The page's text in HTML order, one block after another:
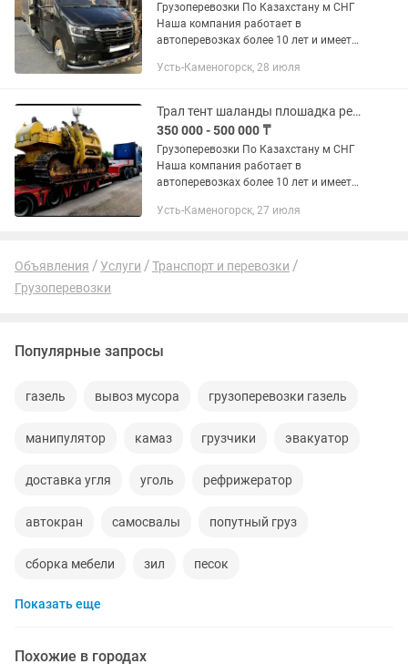
Грузоперевозки По Казахстану м СНГ
Наша компания работает в
автоперевозках более 10 лет и имеет
Предоставляем все виды документов.
Усть-Каменогорск, 28 июля
Трал тент шаланды плошадка рефрежатор изо терм
350 000 - 500 000 ₸
Грузоперевозки По Казахстану м СНГ
Наша компания работает в
автоперевозках более 10 лет и имеет
Предоставляем все виды документов.
Усть-Каменогорск, 27 июля
Объявления Услуги
Транспорт и перевозки
Грузоперевозки
Популярные запросы
газель вывоз мусора грузоперевозки газель
манипулятор камаз грузчики эвакуатор
доставка угля уголь рефрижератор
автокран самосвалы попутный груз
сборка мебели зил песок
пассажирские перевозки
Показать еще
Похожие в городах